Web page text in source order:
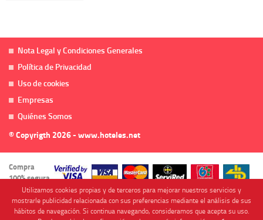
Nota Legal y Condiciones Generales
Política de Privacidad
Uso de cookies
Empresas
Quiénes Somos
© Copyrigth 2026 - www.hoteles.net
Compra
100% segura
Utilizamos cookies propias y de terceros para mejorar nuestros servicios y
mostrarle publicidad relacionada con sus preferencias mediante el análisis de sus
hábitos de navegación. Si continua navegando, consideramos que acepta su uso.